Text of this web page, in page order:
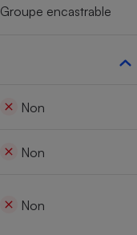
Groupe encastrable
Non
Non
Non